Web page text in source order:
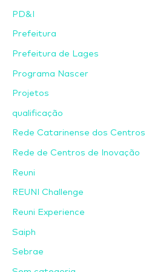
PD&I
Prefeitura
Prefeitura de Lages
Programa Nascer
Projetos
qualificação
Rede Catarinense dos
Rede de Centros de Inovação
Reuni
REUNI Challenge
Reuni Experience
Saiph
Sebrae